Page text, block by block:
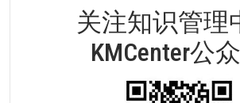
关注知识管理
KMCenter公